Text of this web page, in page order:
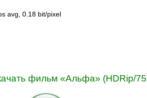
avg, 0.18 bit/pixel
фильм «Альфа» (HDRip/